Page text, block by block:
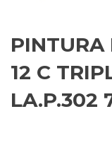
PINTURA
12 C
LA.P.302